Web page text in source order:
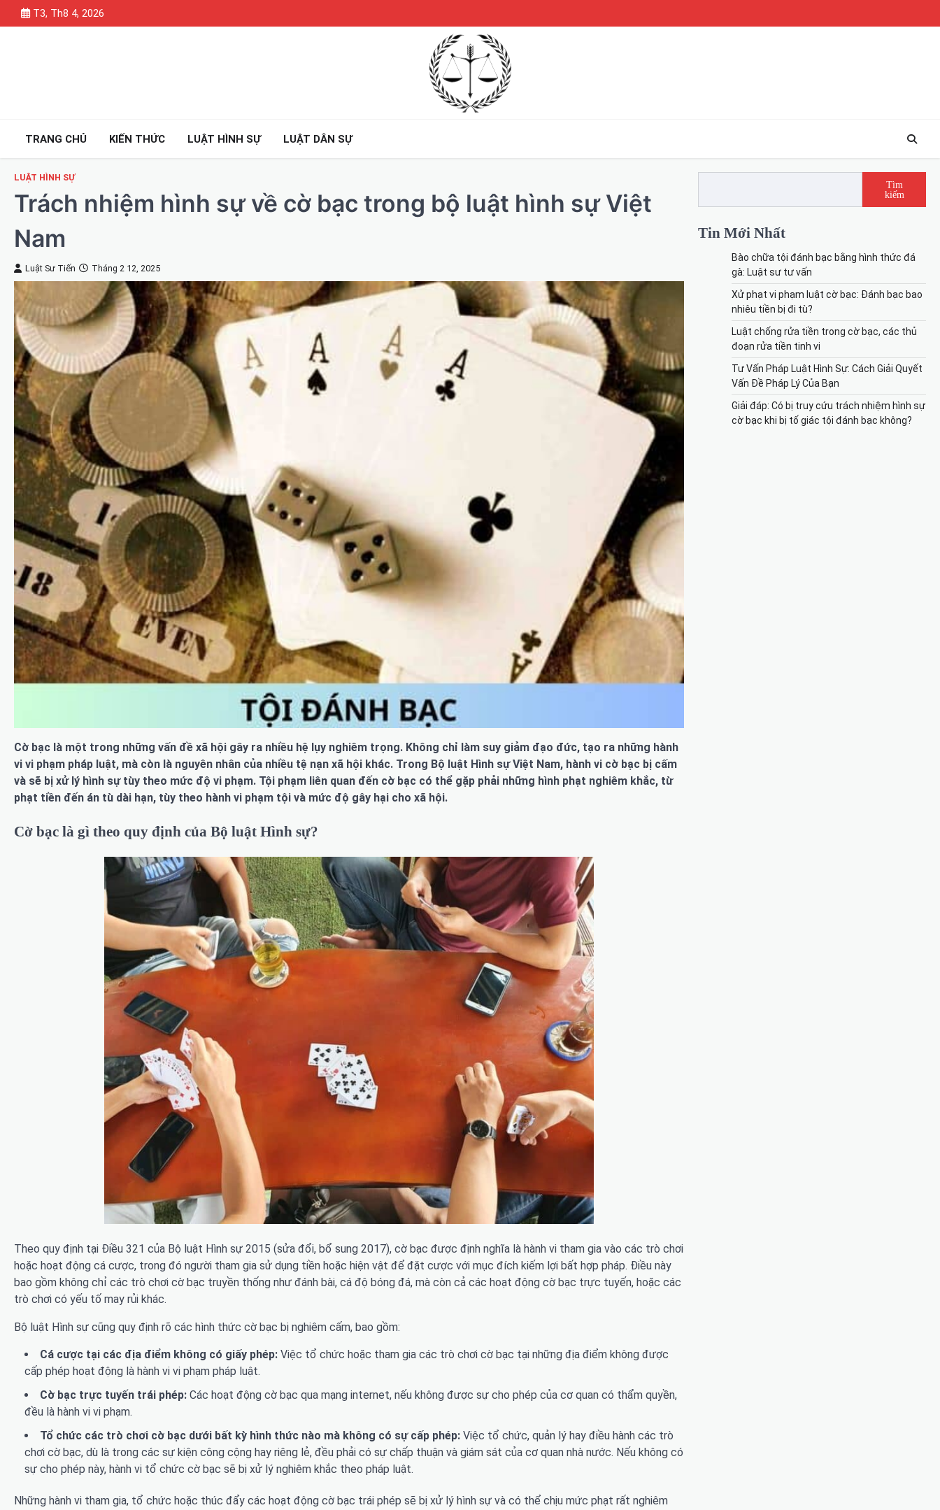
to
T3, Th8 4, 2026
TRANG CHỦ KIẾN THỨC LUẬT HÌNH SỰ LUẬT DÂN SỰ
LUẬT HÌNH SỰ
Trách nhiệm hình sự về cờ bạc trong bộ luật hình sự Việt
Nam
Luật Sư Tiến Tháng 2 12, 2025
Cờ bạc là một trong những vấn đề xã hội gây ra nhiều hệ lụy nghiêm trọng. Không chỉ làm suy giảm đạo đức, tạo ra những hành
vi vi phạm pháp luật, mà còn là nguyên nhân của nhiều tệ nạn xã hội khác. Trong Bộ luật Hình sự Việt Nam, hành vi cờ bạc bị cấm
và sẽ bị xử lý hình sự tùy theo mức độ vi phạm. Tội phạm liên quan đến cờ bạc có thể gặp phải những hình phạt nghiêm khắc, từ
phạt tiền đến án tù dài hạn, tùy theo hành vi phạm tội và mức độ gây hại cho xã hội.
Cờ bạc là gì theo quy định của Bộ luật Hình sự?
Theo quy định tại Điều 321 của Bộ luật Hình sự 2015 (sửa đổi, bổ sung 2017), cờ bạc được định nghĩa là hành vi tham gia vào các trò chơi
hoặc hoạt động cá cược, trong đó người tham gia sử dụng tiền hoặc hiện vật để đặt cược với mục đích kiếm lợi bất hợp pháp. Điều này
bao gồm không chỉ các trò chơi cờ bạc truyền thống như đánh bài, cá độ bóng đá, mà còn cả các hoạt động cờ bạc trực tuyến, hoặc các
trò chơi có yếu tố may rủi khác.
Bộ luật Hình sự cũng quy định rõ các hình thức cờ bạc bị nghiêm cấm, bao gồm:
Cá cược tại các địa điểm không có giấy phép: Việc tổ chức hoặc tham gia các trò chơi cờ bạc tại những địa điểm không được
cấp phép hoạt động là hành vi vi phạm pháp luật.
Cờ bạc trực tuyến trái phép: Các hoạt động cờ bạc qua mạng internet, nếu không được sự cho phép của cơ quan có thẩm quyền,
đều là hành vi vi phạm.
Tổ chức các trò chơi cờ bạc dưới bất kỳ hình thức nào mà không có sự cấp phép: Việc tổ chức, quản lý hay điều hành các trò
chơi cờ bạc, dù là trong các sự kiện công cộng hay riêng lẻ, đều phải có sự chấp thuận và giám sát của cơ quan nhà nước. Nếu không có
sự cho phép này, hành vi tổ chức cờ bạc sẽ bị xử lý nghiêm khắc theo pháp luật.
Những hành vi tham gia, tổ chức hoặc thúc đẩy các hoạt động cờ bạc trái phép sẽ bị xử lý hình sự và có thể chịu mức phạt rất nghiêm
Tìm
kiếm
Tin Mới Nhất
Bào chữa tội đánh bạc bằng hình thức đá
gà: Luật sư tư vấn
Xử phạt vi phạm luật cờ bạc: Đánh bạc bao
nhiêu tiền bị đi tù?
Luật chống rửa tiền trong cờ bạc, các thủ
đoạn rửa tiền tinh vi
Tư Vấn Pháp Luật Hình Sự: Cách Giải Quyết
Vấn Đề Pháp Lý Của Bạn
Giải đáp: Có bị truy cứu trách nhiệm hình sự
cờ bạc khi bị tố giác tội đánh bạc không?